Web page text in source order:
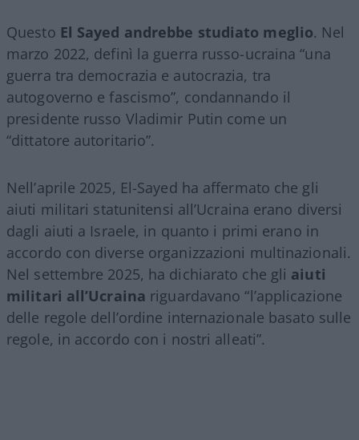
Questo El Sayed andrebbe studiato meglio. Nel
marzo 2022, definì la guerra russo-ucraina “una
guerra tra democrazia e autocrazia, tra
autogoverno e fascismo”, condannando il
presidente russo Vladimir Putin come un
“dittatore autoritario”.
Nell’aprile 2025, El-Sayed ha affermato che gli
aiuti militari statunitensi all’Ucraina erano diversi
dagli aiuti a Israele, in quanto i primi erano in
accordo con diverse organizzazioni multinazionali.
Nel settembre 2025, ha dichiarato che gli aiuti
militari all’Ucraina riguardavano “l’applicazione
delle regole dell’ordine internazionale basato sulle
regole, in accordo con i nostri alleati”.